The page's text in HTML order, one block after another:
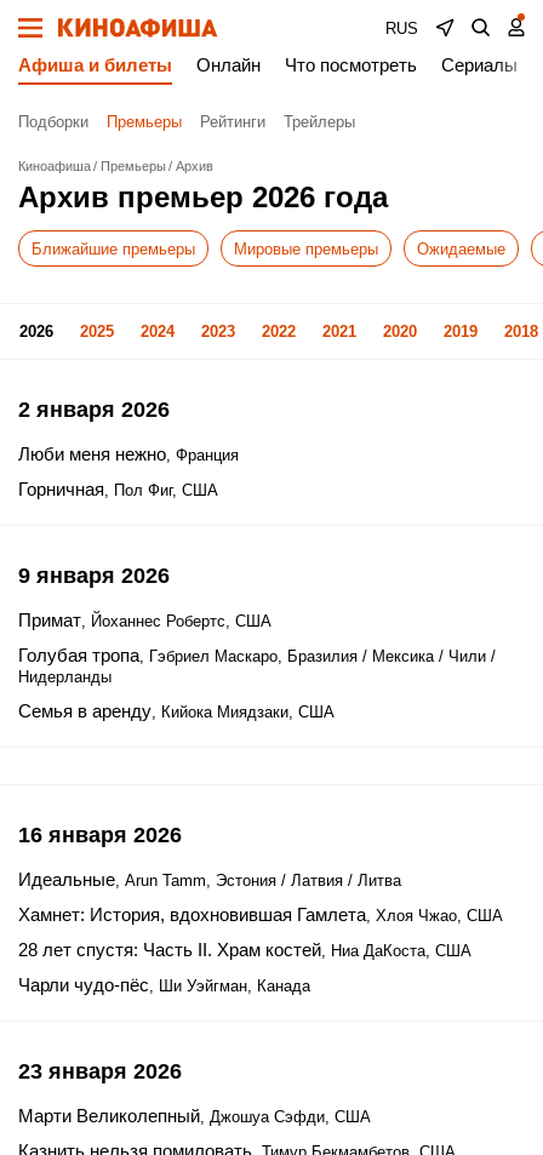
RUS
Афиша и билеты Онлайн Что посмотреть Сериалы
Подборки Премьеры Рейтинги Трейлеры
Киноафиша Премьеры Архив
Архив премьер 2026 года
Ближайшие премьеры Мировые премьеры Ожидаемые
2026 2025 2024 2023 2022 2021 2020 2019 2018
2 января 2026
Люби меня нежно, Франция
Горничная, Пол Фиг, США
9 января 2026
Примат, Йоханнес Робертс, США
Голубая тропа, Гэбриел Маскаро, Бразилия / Мексика / Чили /
Нидерланды
Семья в аренду, Кийока Миядзаки, США
16 января 2026
Идеальные, Arun Tamm, Эстония / Латвия / Литва
Хамнет: История, вдохновившая Гамлета, Хлоя Чжао, США
28 лет спустя: Часть II. Храм костей, Ниа ДаКоста, США
Чарли чудо-пёс, Ши Уэйгман, Канада
23 января 2026
Марти Великолепный, Джошуа Сэфди, США
Казнить нельзя помиловать